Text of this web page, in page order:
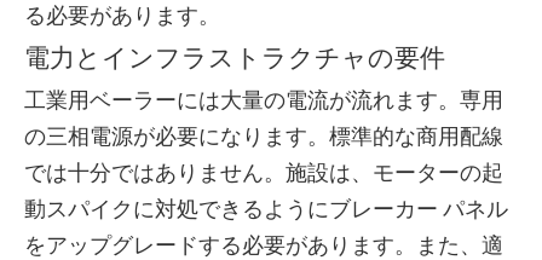
る必要があります。
電力とインフラストラクチャの要件
工業用ベーラーには大量の電流が流れます。専用
の三相電源が必要になります。標準的な商用配線
では十分ではありません。施設は、モーターの起
動スパイクに対処できるようにブレーカー パネル
をアップグレードする必要があります。また、適